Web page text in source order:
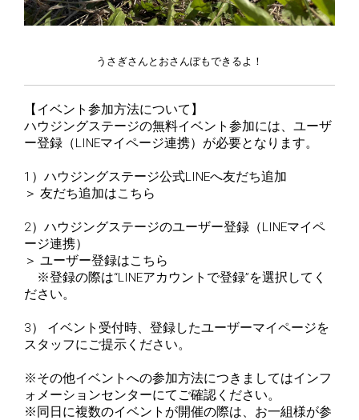
うさぎさんとおさんぽもできるよ！
【イベント参加方法について】
ハウジングステージの無料イベント参加には、ユーザ
ー登録（LINEマイページ連携）が必要となります。
1）ハウジングステージ公式LINEへ友だち追加
＞ 友だち追加はこちら
2）ハウジングステージのユーザー登録（LINEマイペ
ージ連携）
＞ ユーザー登録はこちら
※登録の際は“LINEアカウントで登録”を選択してく
ださい。
3） イベント受付時、登録したユーザーマイページを
スタッフにご提示ください。
※その他イベントへの参加方法につきましてはインフ
ォメーションセンターにてご確認ください。
※同日に複数のイベントが開催の際は、お一組様が参